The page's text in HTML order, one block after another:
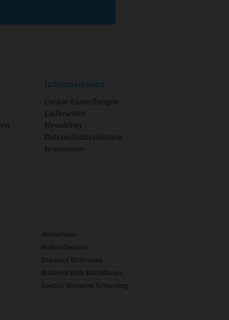
Informationen
Cookie-Einstellungen
Lieferanten
Newsletter
Datenschutzerklärung
Impressum
Abenstaler
Hohenthanner
Brauerei Wittmann
Brauerei zum Kuchlbauer
Spezial-Brauerei Schierling